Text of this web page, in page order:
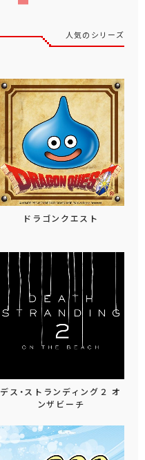
人気のシリーズ
ドラゴンクエスト
デス・ストランディング２ オ
ンザビーチ